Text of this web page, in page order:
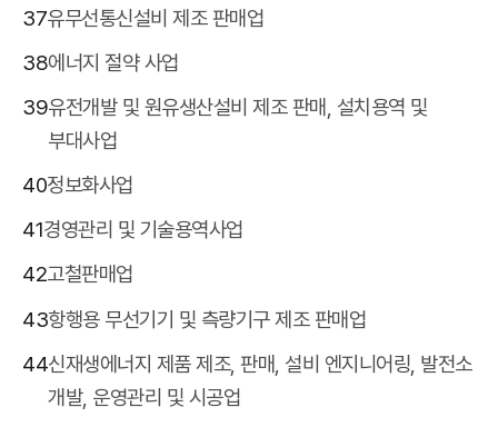
37유무선통신설비 제조 판매업
38에너지 절약 사업
39유전개발 및 원유생산설비 제조 판매, 설치용역 및
부대사업
40정보화사업
41경영관리 및 기술용역사업
42고철판매업
43항행용 무선기기 및 측량기구 제조 판매업
44신재생에너지 제품 제조, 판매, 설비 엔지니어링, 발전소
개발, 운영관리 및 시공업